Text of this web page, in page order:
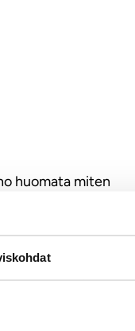
huomata miten
terkut, V